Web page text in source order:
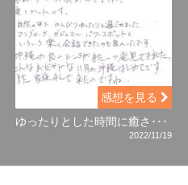
感想を見る
ゆったりとした時間に癒さ･･･
2022/11/19